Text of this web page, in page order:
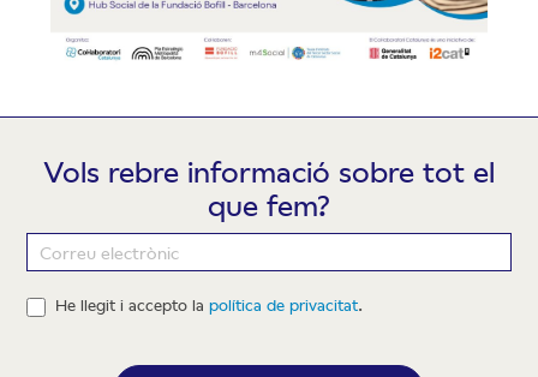
Vols rebre informació sobre tot el
que fem?
Newsletter
He llegit i accepto lapolítica de privacitat.